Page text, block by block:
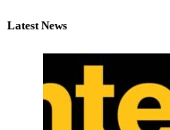
Latest News